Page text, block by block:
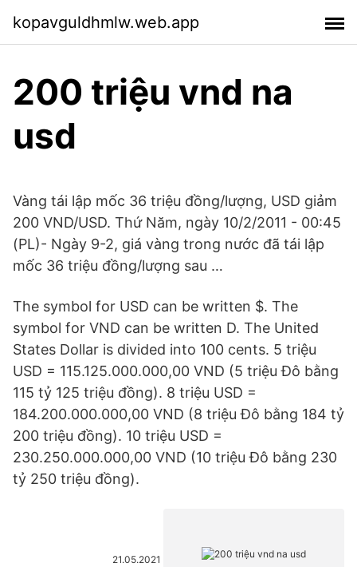
kopavguldhmlw.web.app
200 triệu vnd na
usd
Vàng tái lập mốc 36 triệu đồng/lượng, USD giảm
200 VND/USD. Thứ Năm, ngày 10/2/2011 - 00:45
(PL)- Ngày 9-2, giá vàng trong nước đã tái lập
mốc 36 triệu đồng/lượng sau …
The symbol for USD can be written $. The
symbol for VND can be written D. The United
States Dollar is divided into 100 cents. 5 triệu
USD = 115.125.000.000,00 VND (5 triệu Đô bằng
115 tỷ 125 triệu đồng). 8 triệu USD =
184.200.000.000,00 VND (8 triệu Đô bằng 184 tỷ
200 triệu đồng). 10 triệu USD =
230.250.000.000,00 VND (10 triệu Đô bằng 230
tỷ 250 triệu đồng).
21.05.2021